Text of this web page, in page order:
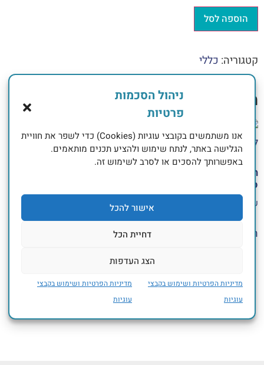
ניהול הסכמות
פרטיות
אנו משתמשים בקובצי עוגיות (Cookies) כדי לשפר את חוויית
הגלישה באתר, לנתח שימוש ולהציע תכנים מותאמים.
באפשרותך להסכים או לסרב לשימוש זה.
אישור להכל
דחיית הכל
הצג העדפות
מדיניות הפרטיות ושימוש בקבצי
עוגיות
מדיניות הפרטיות ושימוש בקבצי
עוגיות
הוספה לסל
קטגוריה: כללי
מוצרים קשורים
הקורס החדש- בדיקה
למערכת
₪
הוספה לסל
קורס בדיקה 3
1.00₪